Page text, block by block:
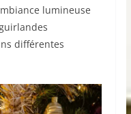
lumineuse
différentes